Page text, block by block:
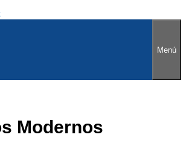
Menú
Modernos